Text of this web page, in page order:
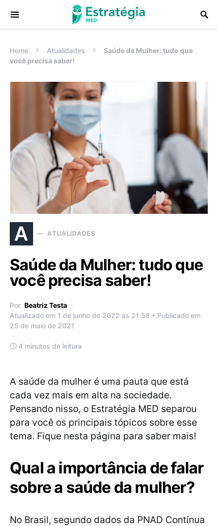
Procurar:
Home Atualidades
Saúde da Mulher: tudo que
você precisa saber!
A ATUALIDADES
Saúde da Mulher: tudo que
você precisa saber!
Por Beatriz Testa
Atualizado em 1 de junho de 2022 às 21:58 • Publicado em
25 de maio de 2021
4 minutos de leitura
A saúde da mulher é uma pauta que está
cada vez mais em alta na sociedade.
Pensando nisso, o Estratégia MED separou
para você os principais tópicos sobre esse
tema. Fique nesta página para saber mais!
Qual a importância de falar
sobre a saúde da mulher?
No Brasil, segundo dados da PNAD Contínua